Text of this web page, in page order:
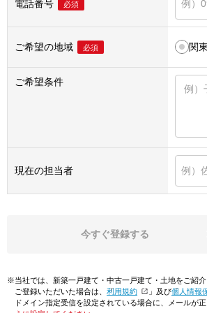
電話番号 必須
ご希望の地域 必須 関東
ご希望条件
現在の担当者
今すぐ登録する
※当社では、新築一戸建て・中古一戸建て・土地をご紹介
ご登録いただいた場合は、「利用規約 」及び「個人情報
ドメイン指定受信を設定されている場合に、メールが